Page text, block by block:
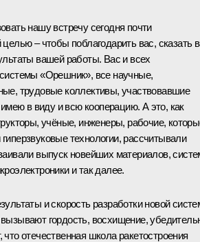
нашу встречу сегодня почти
целью – чтобы поблагодарить вас, сказать
вашей работы. Вас и всех
«Орешник», все научные,
трудовые коллективы, участвовавшие
имею в виду и всю кооперацию. А это, как
учёные, инженеры, рабочие,
технологии, рассчитывали
выпуск новейших материалов,
и так далее.
и скорость разработки новой
гордость, восхищение,
отечественная школа ракетостроения